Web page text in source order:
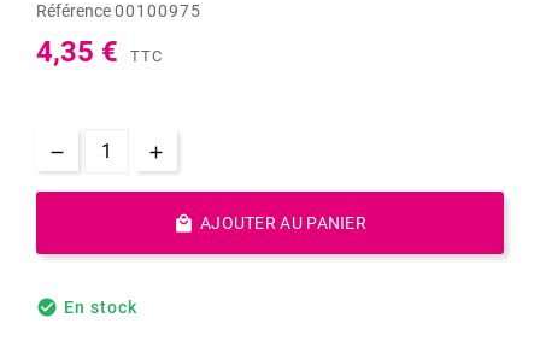
Référence00100975
4,35 € TTC
 AJOUTER AU PANIER
 En stock